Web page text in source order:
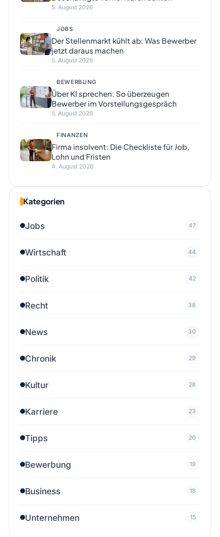
5. August 2026
JOBS
Der Stellenmarkt kühlt ab: Was Bewerber
jetzt daraus machen
5. August 2026
BEWERBUNG
Über KI sprechen: So überzeugen
Bewerber im Vorstellungsgespräch
5. August 2026
FINANZEN
Firma insolvent: Die Checkliste für Job,
Lohn und Fristen
4. August 2026
Kategorien
Jobs 47
Wirtschaft 44
Politik 42
Recht 38
News 30
Chronik 29
Kultur 28
Karriere 23
Tipps 20
Bewerbung 19
Business 18
Unternehmen 15